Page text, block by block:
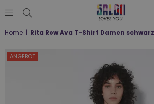
LOVES
Home | Rita Row Ava T-Shirt Damen schwarz
ANGEBOT